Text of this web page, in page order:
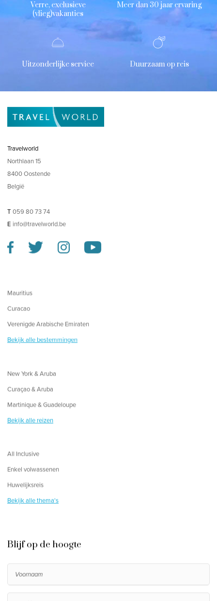
Verre, exclusieve
(vlieg)vakanties
Meer dan 30 jaar ervaring
Uitzonderlijke service Duurzaam op reis
Travelworld
Northlaan 15
8400 Oostende
België
T 059 80 73 74
E info@travelworld.be
Mauritius
Curacao
Verenigde Arabische Emiraten
Bekijk alle bestemmingen
New York & Aruba
Curaçao & Aruba
Martinique & Guadeloupe
Bekijk alle reizen
All Inclusive
Enkel volwassenen
Huwelijksreis
Bekijk alle thema's
Blijf op de hoogte